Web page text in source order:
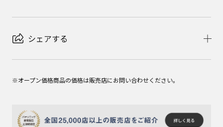
シェアする
※オープン価格商品の価格は販売店にお問い合わせください。